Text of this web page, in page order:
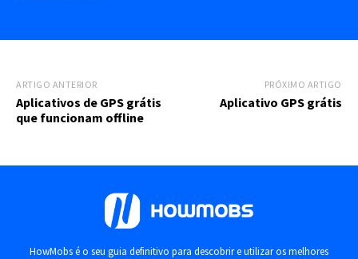
ARTIGO ANTERIOR
Aplicativos de GPS grátis
que funcionam offline
PRÓXIMO ARTIGO
Aplicativo GPS grátis
HowMobs é o seu guia definitivo para descobrir e utilizar os melhores